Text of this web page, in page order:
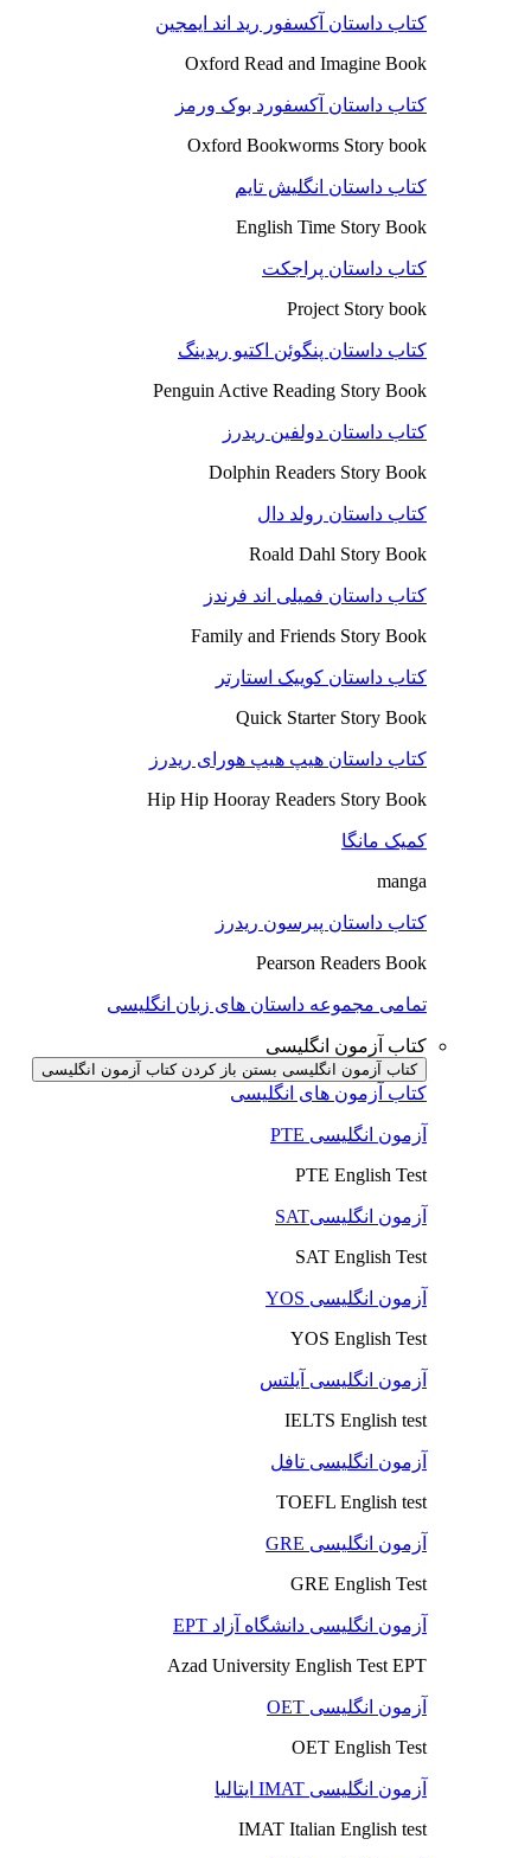
کتاب داستان آکسفور رید اند ایمجین
Oxford Read and Imagine Book
کتاب داستان آکسفورد بوک ورمز
Oxford Bookworms Story book
کتاب داستان انگلیش تایم
English Time Story Book
کتاب داستان پراجکت
Project Story book
کتاب داستان پنگوئن اکتیو ریدینگ
Penguin Active Reading Story Book
کتاب داستان دولفین ریدرز
Dolphin Readers Story Book
کتاب داستان رولد دال
Roald Dahl Story Book
کتاب داستان فمیلی اند فرندز
Family and Friends Story Book
کتاب داستان کوییک استارتر
Quick Starter Story Book
کتاب داستان هیپ هیپ هورای ریدرز
Hip Hip Hooray Readers Story Book
کمیک مانگا
manga
کتاب داستان پیرسون ریدرز
Pearson Readers Book
تمامی مجموعه داستان های زبان انگلیسی
کتاب آزمون انگلیسی
کتاب آزمون انگلیسی بستن باز کردن کتاب آزمون انگلیسی
کتاب آزمون های انگلیسی
آزمون انگلیسی PTE
PTE English Test
آزمون انگلیسیSAT
SAT English Test
آزمون انگلیسی YOS
YOS English Test
آزمون انگلیسی آیلتس
IELTS English test
آزمون انگلیسی تافل
TOEFL English test
آزمون انگلیسی GRE
GRE English Test
آزمون انگلیسی دانشگاه آزاد EPT
Azad University English Test EPT
آزمون انگلیسی OET
OET English Test
آزمون انگلیسی IMAT ایتالیا
IMAT Italian English test